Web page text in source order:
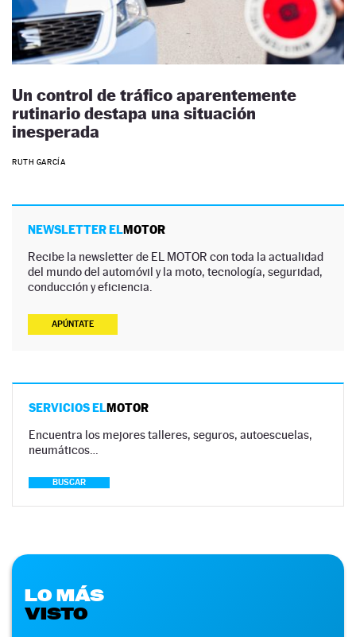
Un control de tráfico aparentemente
rutinario destapa una situación
inesperada
RUTH GARCÍA
NEWSLETTER ELMOTOR
Recibe la newsletter de EL MOTOR con toda la actualidad
del mundo del automóvil y la moto, tecnología, seguridad,
conducción y eficiencia.
APÚNTATE
SERVICIOS ELMOTOR
Encuentra los mejores talleres, seguros, autoescuelas,
neumáticos…
BUSCAR
LO MÁS
VISTO